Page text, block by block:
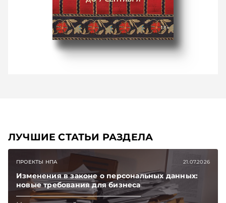
ЛУЧШИЕ СТАТЬИ РАЗДЕЛА
ПРОЕКТЫ НПА 21.07.2026
Изменения в законе о персональных данных:
новые требования для бизнеса